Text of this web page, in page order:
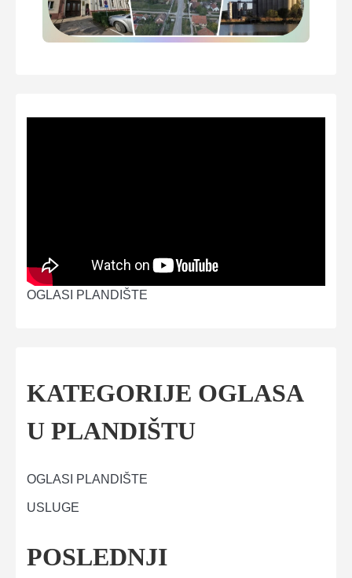
OGLASI PLANDIŠTE
KATEGORIJE OGLASA
U PLANDIŠTU
OGLASI PLANDIŠTE
USLUGE
POSLEDNJI